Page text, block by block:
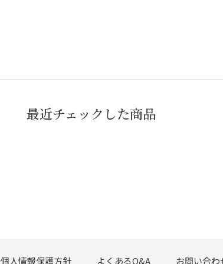
最近チェックした商品
個人情報保護方針 よくあるQ&A お問い合わ